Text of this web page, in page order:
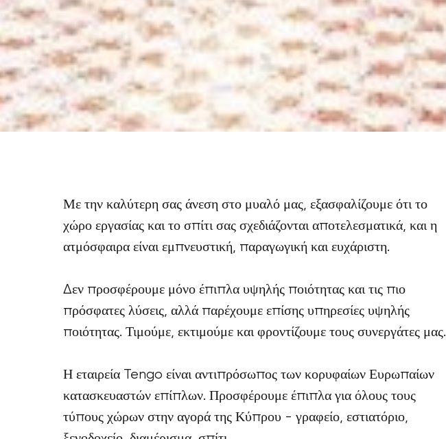
Με την καλύτερη σας άνεση στο μυαλό μας, εξασφαλίζουμε ότι το
χώρο εργασίας και το σπίτι σας σχεδιάζονται αποτελεσματικά, και η
ατμόσφαιρα είναι εμπνευστική, παραγωγική και ευχάριστη.
Δεν προσφέρουμε μόνο έπιπλα υψηλής ποιότητας και τις πιο
πρόσφατες λύσεις, αλλά παρέχουμε επίσης υπηρεσίες υψηλής
ποιότητας. Τιμούμε, εκτιμούμε και φροντίζουμε τους συνεργάτες μας.
Η εταιρεία Tengo είναι αντιπρόσωπος των κορυφαίων Ευρωπαίων
κατασκευαστών επίπλων. Προσφέρουμε έπιπλα για όλους τους
τύπους χώρων στην αγορά της Κύπρου - γραφείο, εστιατόριο,